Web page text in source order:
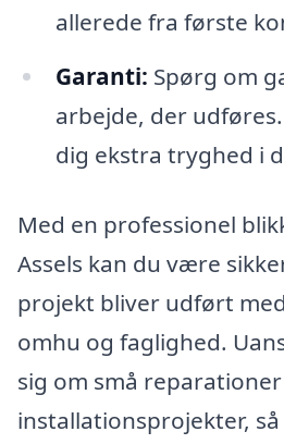
allerede fra første
Garanti: Spørg om
arbejde, der
dig ekstra tryghed i
Med en professionel
Assels kan du være
projekt bliver udført
omhu og faglighed.
sig om små
installationsprojekter,